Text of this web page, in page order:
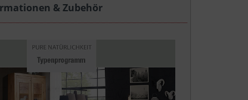
& Zubehör